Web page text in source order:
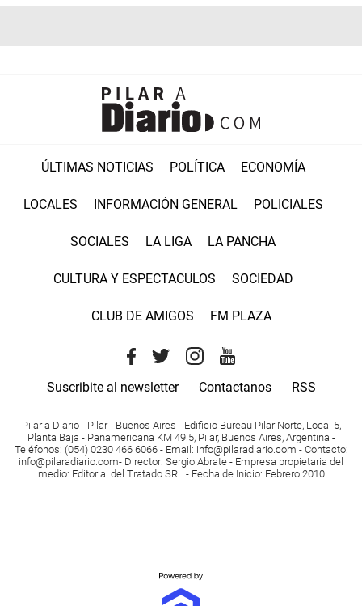
ÚLTIMAS NOTICIAS POLÍTICA ECONOMÍA
LOCALES INFORMACIÓN GENERAL POLICIALES
SOCIALES LA LIGA LA PANCHA
CULTURA Y ESPECTACULOS SOCIEDAD
CLUB DE AMIGOS FM PLAZA
Suscribite al newsletter Contactanos RSS
Pilar a Diario - Pilar - Buenos Aires - Edificio Bureau Pilar Norte, Local 5,
Planta Baja - Panamericana KM 49.5, Pilar, Buenos Aires, Argentina -
Teléfonos: (054) 0230 466 6066 - Email : info@pilaradiario.com - Contacto:
info@pilaradiario.com- Director: Sergio Abrate - Empresa propietaria del
medio: Editorial del Tratado SRL - Fecha de Inicio: Febrero 2010